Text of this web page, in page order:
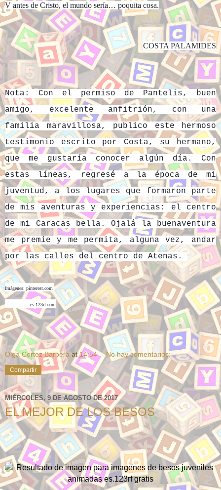
V antes de Cristo, el mundo sería… poquita cosa.
COSTA PALAMIDES
Nota: Con el permiso de Pantelis, buen
amigo, excelente anfitrión, con una
familia maravillosa, publico este hermoso
testimonio escrito por Costa, su hermano,
que me gustaría conocer algún día. Con
estas líneas, regresé a la época de mi
juventud, a los lugares que formaron parte
de mis aventuras y experiencias: el centro
de mi Caracas bella. Ojalá la buenaventura
me premie y me permita, alguna vez, andar
por las calles del centro de Atenas.
Imágenes: pinterest.com
es.123rf.com
Olga Cortez Barbera at14:54 No hay comentarios:
Compartir
MIÉRCOLES, 9 DE AGOSTO DE 2017
EL MEJOR DE LOS BESOS